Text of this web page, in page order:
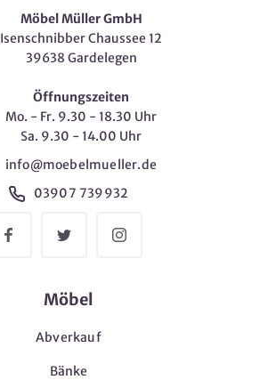
Möbel Müller GmbH
Isenschnibber Chaussee 12
39638 Gardelegen
Öffnungszeiten
Mo. - Fr. 9.30 - 18.30 Uhr
Sa. 9.30 - 14.00 Uhr
info@moebelmueller.de
03907 739932
Möbel
Abverkauf
Bänke